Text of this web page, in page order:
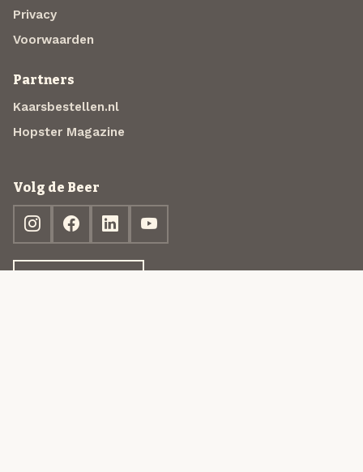
Privacy
Voorwaarden
Partners
Kaarsbestellen.nl
Hopster Magazine
Volg de Beer